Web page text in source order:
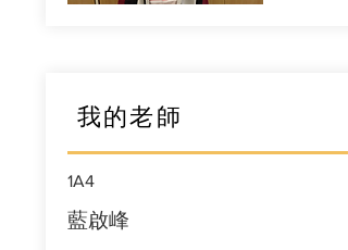
我的老師
1A4
藍啟峰